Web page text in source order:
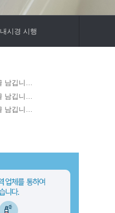
시경 시행
오늘 내시경 검사 관련하여 글 남깁니다....